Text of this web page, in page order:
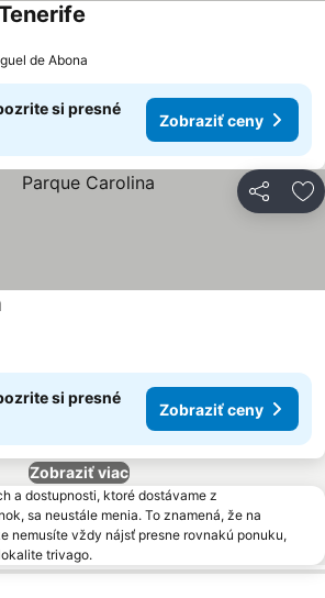
de Abona
si presné
Zobraziť ceny
Zdieľať
si presné
Zobraziť ceny
Zobraziť viac
a dostupnosti, ktoré dostávame z
sa neustále menia. To znamená, že na
nemusíte vždy nájsť presne rovnakú ponuku,
trivago.